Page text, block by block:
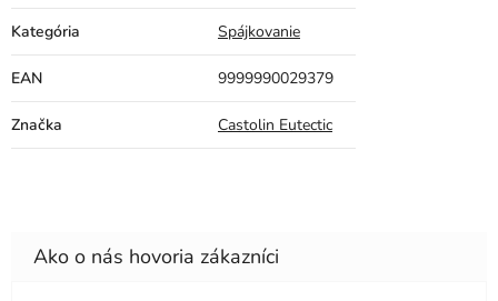
Kategória Spájkovanie
EAN 9999990029379
Značka Castolin Eutectic